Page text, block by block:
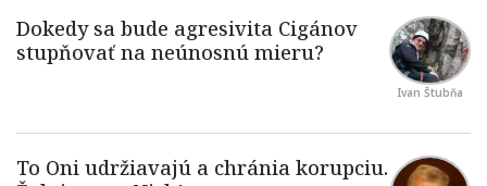
Ivan Štubňa